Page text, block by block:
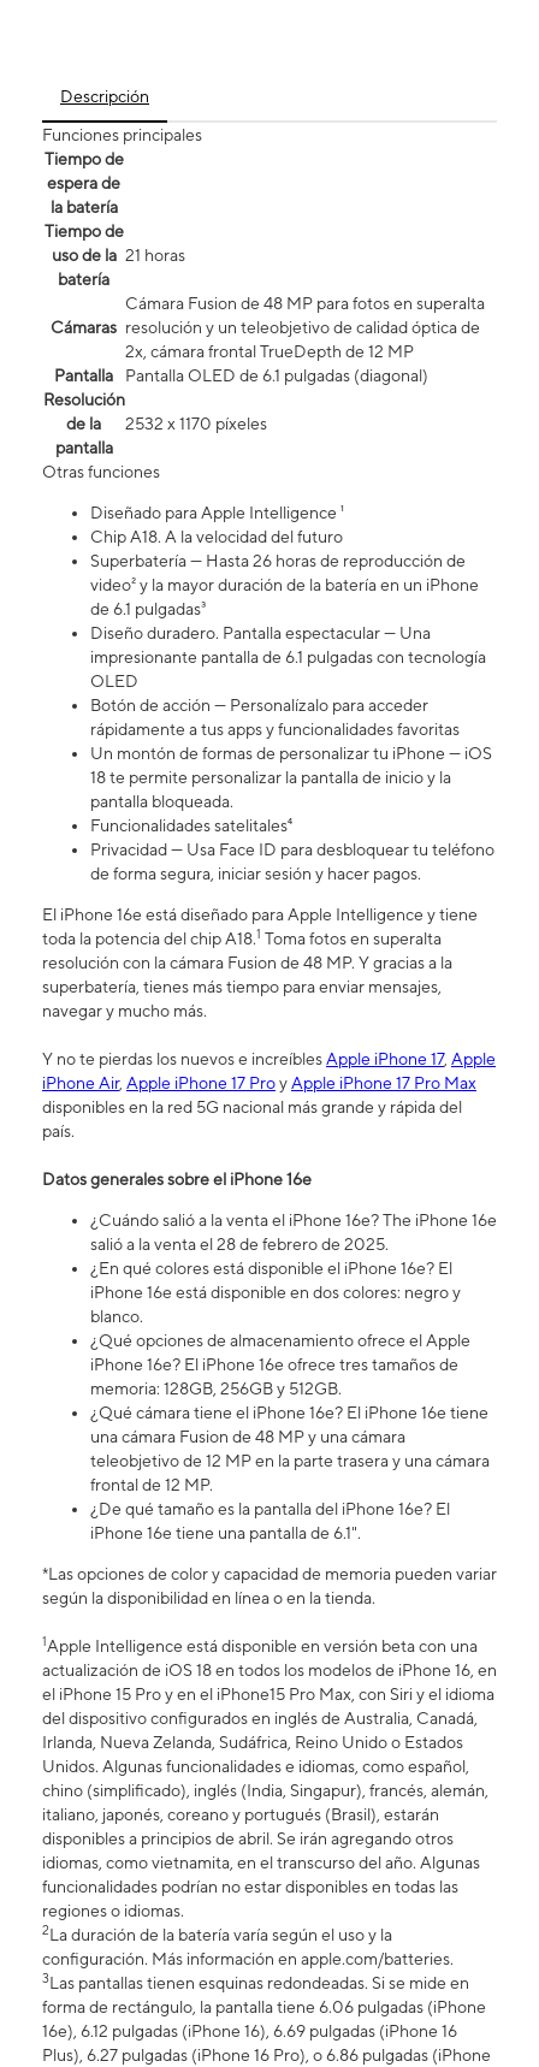
Descripción
Funciones principales
Tiempo de
espera de
la batería
Tiempo de
uso de la
batería
21 horas
Cámaras
Cámara Fusion de 48 MP para fotos en superalta
resolución y un teleobjetivo de calidad óptica de
2x, cámara frontal TrueDepth de 12 MP
Pantalla
Pantalla OLED de 6.1 pulgadas (diagonal)
Resolución
de la
pantalla
2532 x 1170 píxeles
Otras funciones
Diseñado para Apple Intelligence ¹
Chip A18. A la velocidad del futuro
Superbatería — Hasta 26 horas de reproducción de
video² y la mayor duración de la batería en un iPhone
de 6.1 pulgadas³
Diseño duradero. Pantalla espectacular — Una
impresionante pantalla de 6.1 pulgadas con tecnología
OLED
Botón de acción — Personalízalo para acceder
rápidamente a tus apps y funcionalidades favoritas
Un montón de formas de personalizar tu iPhone — iOS
18 te permite personalizar la pantalla de inicio y la
pantalla bloqueada.
Funcionalidades satelitales⁴
Privacidad — Usa Face ID para desbloquear tu teléfono
de forma segura, iniciar sesión y hacer pagos.
El iPhone 16e está diseñado para Apple Intelligence y tiene
toda la potencia del chip A18.1 Toma fotos en superalta
resolución con la cámara Fusion de 48 MP. Y gracias a la
superbatería, tienes más tiempo para enviar mensajes,
navegar y mucho más.
Y no te pierdas los nuevos e increíblesApple iPhone 17, Apple
iPhone Air, Apple iPhone 17 ProyApple iPhone 17 Pro Max
disponibles en la red 5G nacional más grande y rápida del
país.
Datos generales sobre el iPhone 16​​​​​​​e
¿Cuándo salió a la venta el iPhone 16​​​​​​​e? The iPhone 16e
salió a la venta el 28 de febrero de 2025.
¿En qué colores está disponible el iPhone 16e? El
iPhone 16e está disponible en dos colores: negro y
blanco.
¿Qué opciones de almacenamiento ofrece el Apple
iPhone 16e? El iPhone 16e ofrece tres tamaños de
memoria: 128GB, 256GB y 512GB.
¿Qué cámara tiene el iPhone 16e? El iPhone 16e tiene
una cámara Fusion de 48 MP y una cámara
teleobjetivo de 12 MP en la parte trasera y una cámara
frontal de 12 MP.
¿De qué tamaño es la pantalla del iPhone 16e? El
iPhone 16e tiene una pantalla de 6.1".
*Las opciones de color y capacidad de memoria pueden variar
según la disponibilidad en línea o en la tienda.
1Apple Intelligence está disponible en versión beta con una
actualización de iOS 18 en todos los modelos de iPhone 16, en
el iPhone 15 Pro y en el iPhone15 Pro Max, con Siri y el idioma
del dispositivo configurados en inglés de Australia, Canadá,
Irlanda, Nueva Zelanda, Sudáfrica, Reino Unido o Estados
Unidos. Algunas funcionalidades e idiomas, como español,
chino (simplificado), inglés (India, Singapur), francés, alemán,
italiano, japonés, coreano y portugués (Brasil), estarán
disponibles a principios de abril. Se irán agregando otros
idiomas, como vietnamita, en el transcurso del año. Algunas
funcionalidades podrían no estar disponibles en todas las
regiones o idiomas.
2La duración de la batería varía según el uso y la
configuración. Más información en apple.com/batteries.
3Las pantallas tienen esquinas redondeadas. Si se mide en
forma de rectángulo, la pantalla tiene 6.06 pulgadas (iPhone
16e), 6.12 pulgadas (iPhone 16), 6.69 pulgadas (iPhone 16
Plus), 6.27 pulgadas (iPhone 16 Pro), o 6.86 pulgadas (iPhone